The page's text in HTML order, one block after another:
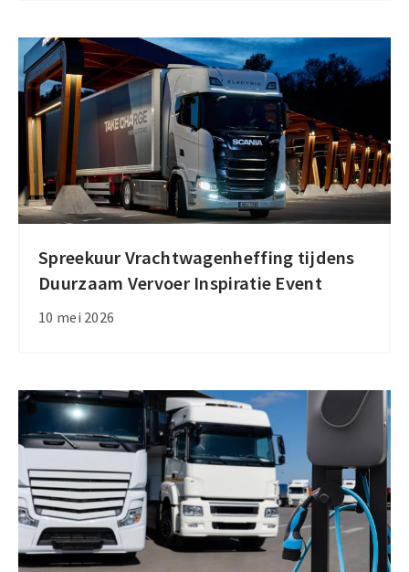
1
juli
Spreekuur Vrachtwagenheffing tijdens
Duurzaam Vervoer Inspiratie Event
10 mei 2026
Spreekuur
Vrachtwagenheffing
tijdens
Inspiratie
Event